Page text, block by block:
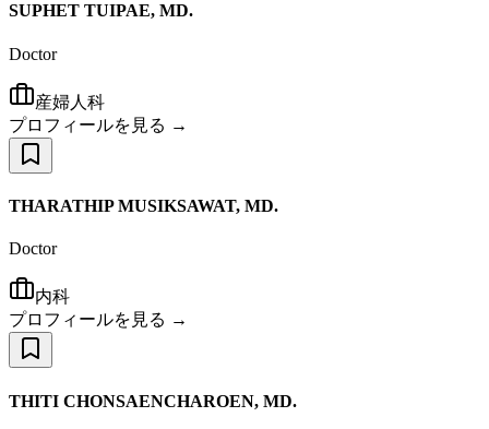
SUPHET TUIPAE, MD.
Doctor
産婦人科
プロフィールを見る →
THARATHIP MUSIKSAWAT, MD.
Doctor
内科
プロフィールを見る →
THITI CHONSAENCHAROEN, MD.